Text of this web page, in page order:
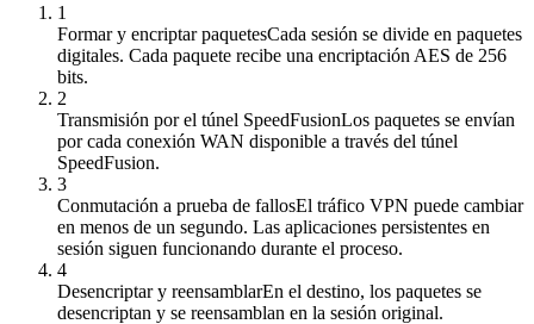
1
Formar y encriptar paquetesCada sesión se divide en paquetes
digitales. Cada paquete recibe una encriptación AES de 256
bits.
2
Transmisión por el túnel SpeedFusionLos paquetes se envían
por cada conexión WAN disponible a través del túnel
SpeedFusion.
3
Conmutación a prueba de fallosEl tráfico VPN puede cambiar
en menos de un segundo. Las aplicaciones persistentes en
sesión siguen funcionando durante el proceso.
4
Desencriptar y reensamblarEn el destino, los paquetes se
desencriptan y se reensamblan en la sesión original.